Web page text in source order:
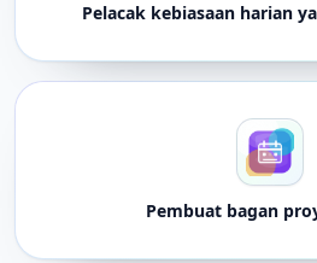
Pelacak kebiasaan harian
Pembuat bagan